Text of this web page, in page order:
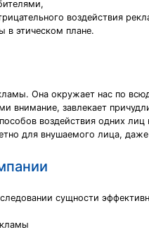
воздействия
в этическом плане.
Она окружает нас по
внимание, завлекает
воздействия одних
для внушаемого лица, даже
сущности